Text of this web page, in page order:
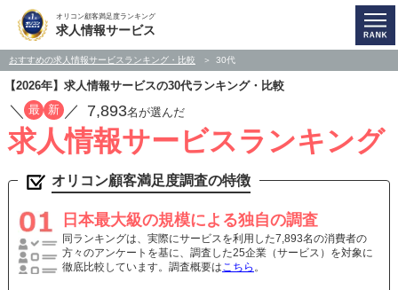
オリコン顧客満足度ランキング
求人情報サービス
おすすめの求人情報サービスランキング・比較 30代
【2026年】求人情報サービスの30代ランキング・比較
／ 最 新 ／ 7,893名が選んだ
求人情報サービスランキング
オリコン顧客満足度調査の特徴
日本最大級の規模による独自の調査
同ランキングは、実際にサービスを利用した7,893名の消費者の
方々のアンケートを基に、調査した25企業（サービス）を対象に
徹底比較しています。調査概要はこちら 。